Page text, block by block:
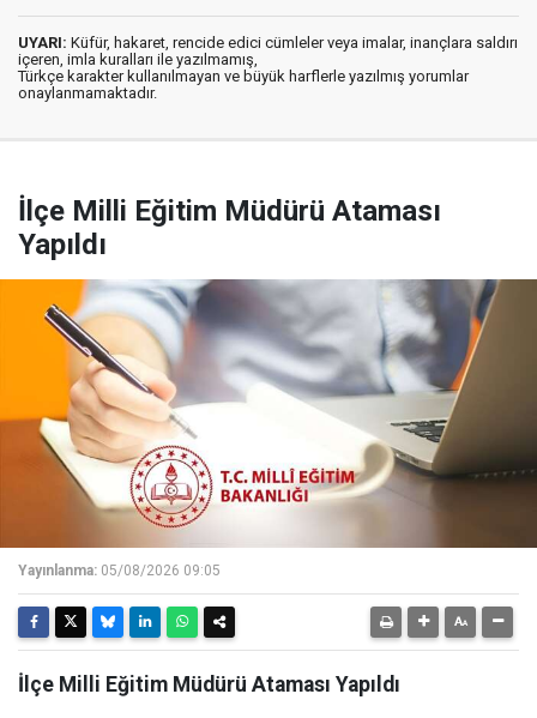
UYARI: Küfür, hakaret, rencide edici cümleler veya imalar, inançlara saldırı
içeren, imla kuralları ile yazılmamış,
Türkçe karakter kullanılmayan ve büyük harflerle yazılmış yorumlar
onaylanmamaktadır.
İlçe Milli Eğitim Müdürü Ataması
Yapıldı
Yayınlanma: 05/08/2026 09:05
İlçe Milli Eğitim Müdürü Ataması Yapıldı